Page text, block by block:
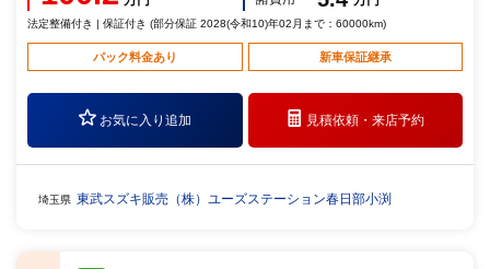
法定整備付き | 保証付き (部分保証 2028(令和10)年02月まで：60000km)
パック料金あり 新車保証継承
お気に入り追加 見積依頼・来店予約
埼玉県 東武スズキ販売（株）ユーズステーション春日部小渕